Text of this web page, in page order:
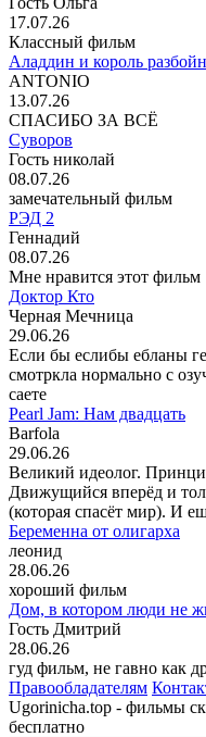
17.07.26
Классный фильм
Аладдин и король
ANTONIO
13.07.26
СПАСИБО ЗА ВСЁ
Суворов
Гость николай
08.07.26
замечательный фильм
РЭД 2
Геннадий
08.07.26
Мне нравится этот фильм
Доктор Кто
Черная Мечница
29.06.26
Если бы еслибы ебланы
смотркла нормально с
саете
Pearl Jam: Нам двадцать
Barfola
29.06.26
Великий идеолог.
Движущийся вперёд и
(которая спасёт мир). И
Беременна от олигарха
леонид
28.06.26
хороший фильм
Дом, в котором люди не
Гость Дмитрий
28.06.26
гуд фильм, не гавно как
Правообладателям
Ugorinicha.top - фильмы
бесплатно